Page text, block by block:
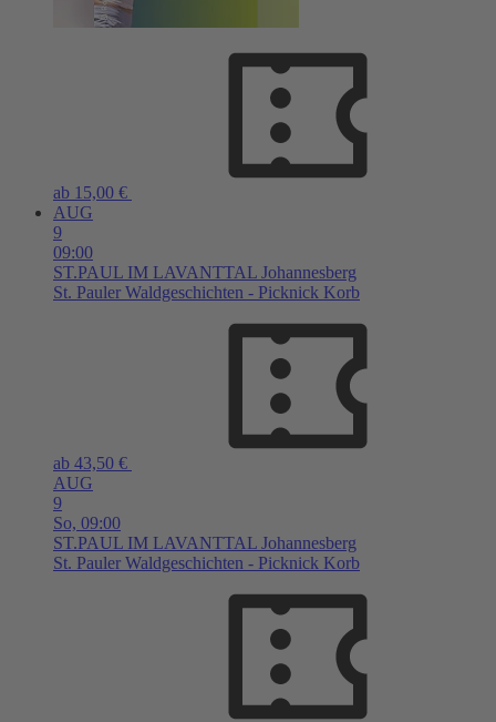
ab 15,00 €
AUG
9
09:00
ST.PAUL IM LAVANTTAL Johannesberg
St. Pauler Waldgeschichten - Picknick Korb
ab 43,50 €
AUG
9
So, 09:00
ST.PAUL IM LAVANTTAL Johannesberg
St. Pauler Waldgeschichten - Picknick Korb